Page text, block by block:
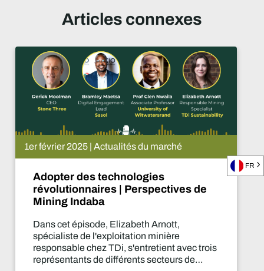
Articles connexes
du marché
Perspectives de
Arnott,
minière
s'entretient avec trois
secteurs de
Donner la
futures |
différents
prendront tous
FR